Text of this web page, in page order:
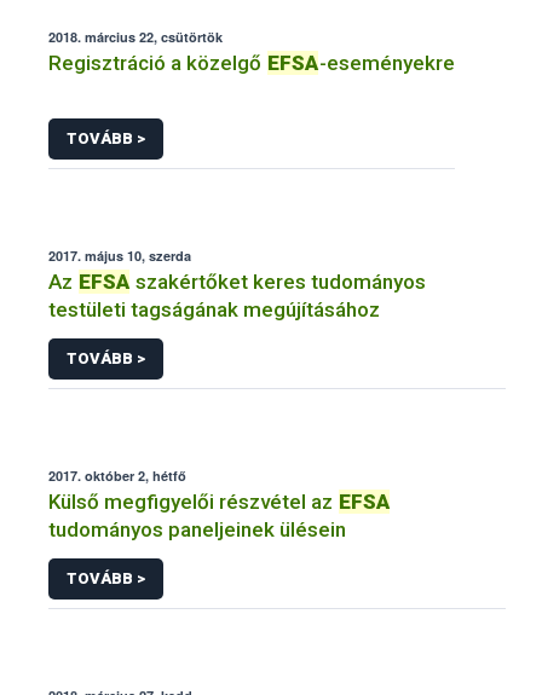
2018. március 22, csütörtök
Regisztráció a közelgő EFSA-eseményekre
TOVÁBB >
2017. május 10, szerda
Az EFSA szakértőket keres tudományos
testületi tagságának megújításához
TOVÁBB >
2017. október 2, hétfő
Külső megfigyelői részvétel az EFSA
tudományos paneljeinek ülésein
TOVÁBB >